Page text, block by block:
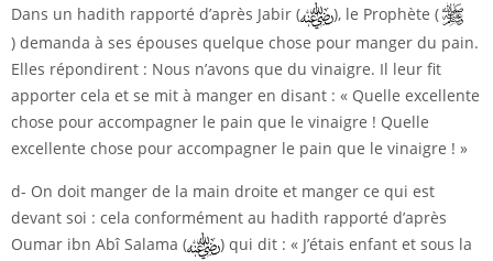
Dans un hadith rapporté d’après Jabir (
), le Prophète (
) demanda à ses épouses quelque chose pour manger du pain.
Elles répondirent : Nous n’avons que du vinaigre. Il leur fit
apporter cela et se mit à manger en disant : « Quelle excellente
chose pour accompagner le pain que le vinaigre ! Quelle
excellente chose pour accompagner le pain que le vinaigre ! »
d- On doit manger de la main droite et manger ce qui est
devant soi : cela conformément au hadith rapporté d’après
Oumar ibn Abî Salama (
) qui dit : « J’étais enfant et sous la